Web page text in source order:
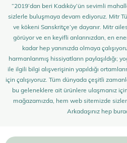
“2019’dan beri Kadıköy’ün sevimli
sizlerle buluşmaya devam ediyoruz. Mitr
ve kökeni Sanskritçe’ye dayanır. Mitr
görüyor ve en keyifli anlarınızdan, en
kadar hep yanınızda olmaya
harmanlanmış hissiyatların paylaşıldığı;
ile ilgili bilgi alışverişinin yapıldığı
için çalışıyoruz. Tüm dünyada çeşitli
bu geleneklere ait ürünlere ulaşmanız
mağazamızda, hem web sitemizde
Arkadaşınız hep